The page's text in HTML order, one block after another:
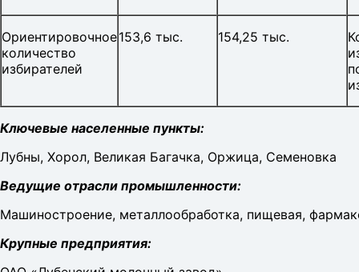
Ориентировочное
количество
избирателей
153,6 тыс. 154,25 тыс.
Ключевые населенные пункты:
Лубны, Хорол, Великая Багачка, Оржица, Семеновка
Ведущие отрасли промышленности:
Машиностроение, металлообработка, пищевая,
Крупные предприятия: